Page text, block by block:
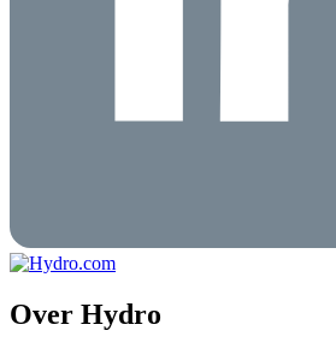
Over Hydro